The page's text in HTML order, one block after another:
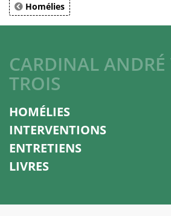
Homélies
CARDINAL
TROIS
HOMÉLIES
INTERVENTIONS
ENTRETIENS
LIVRES